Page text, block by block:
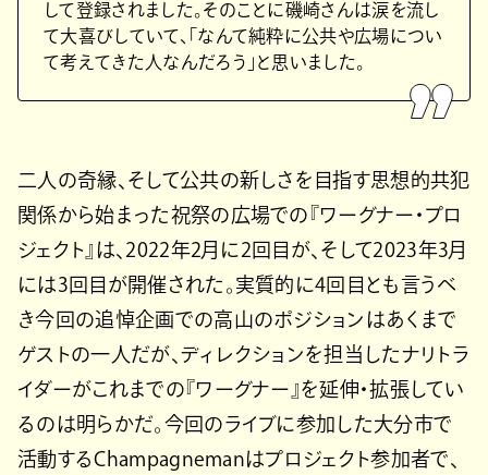
して登録されました。そのことに磯崎さんは涙を流し
て大喜びしていて、「なんて純粋に公共や広場につい
て考えてきた人なんだろう」と思いました。
二人の奇縁、そして公共の新しさを目指す思想的共犯
関係から始まった祝祭の広場での『ワーグナー・プロ
ジェクト』は、2022年2月に2回目が、そして2023年3月
には3回目が開催された。実質的に4回目とも言うべ
き今回の追悼企画での高山のポジションはあくまで
ゲストの一人だが、ディレクションを担当したナリトラ
イダーがこれまでの『ワーグナー』を延伸・拡張してい
るのは明らかだ。今回のライブに参加した大分市で
活動するChampagnemanはプロジェクト参加者で、